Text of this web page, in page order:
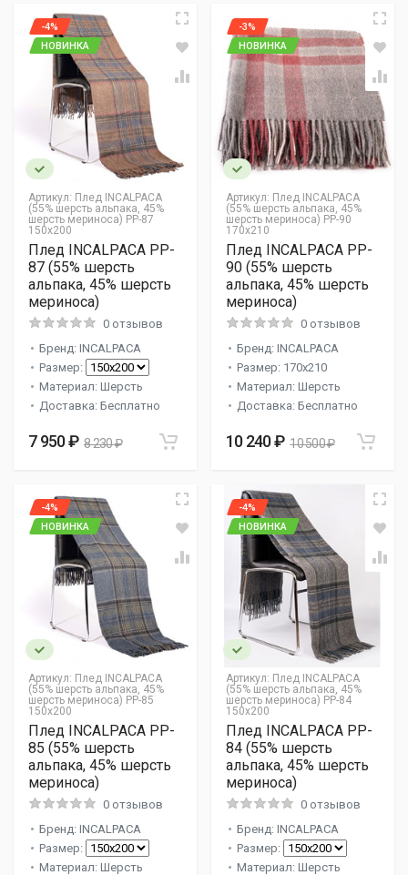
Артикул: Плед INCALPACA
(55% шерсть альпака, 45%
шерсть мериноса) PP-87
150x200
-4%
НОВИНКА
Плед INCALPACA PP-
87 (55% шерсть
альпака, 45% шерсть
мериноса)
0 отзывов
Бренд: INCALPACA
Размер:
Материал: Шерсть
Доставка: Бесплатно
7 950 ₽ 8 230 ₽
Артикул: Плед INCALPACA
(55% шерсть альпака, 45%
шерсть мериноса) PP-90
170x210
-3%
НОВИНКА
Плед INCALPACA PP-
90 (55% шерсть
альпака, 45% шерсть
мериноса)
0 отзывов
Бренд: INCALPACA
Размер: 170x210
Материал: Шерсть
Доставка: Бесплатно
10 240 ₽ 10 500 ₽
Артикул: Плед INCALPACA
(55% шерсть альпака, 45%
шерсть мериноса) PP-85
150x200
-4%
НОВИНКА
Плед INCALPACA PP-
85 (55% шерсть
альпака, 45% шерсть
мериноса)
0 отзывов
Бренд: INCALPACA
Размер:
Материал: Шерсть
Артикул: Плед INCALPACA
(55% шерсть альпака, 45%
шерсть мериноса) PP-84
150x200
-4%
НОВИНКА
Плед INCALPACA PP-
84 (55% шерсть
альпака, 45% шерсть
мериноса)
0 отзывов
Бренд: INCALPACA
Размер:
Материал: Шерсть